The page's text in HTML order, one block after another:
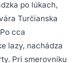
po lúkach,
Turčianska
cca
lazy, nachádza
Pri smerovníku